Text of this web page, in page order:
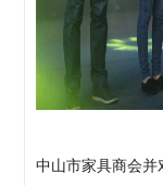
中山市家具商会